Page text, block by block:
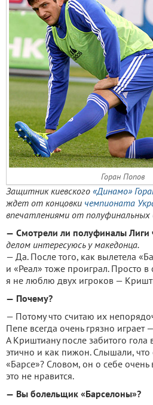
Горан Попов
Защитник киевского «Динамо»
ждет от концовки чемпионата
впечатлениями от
— Смотрели ли полуфиналы Лиги
делом интересуюсь у маке­донца.
— Да. После того, как выле­тела
и «Реал» тоже проиграл. Просто в
я не люблю двух игроков —
— Почему?
— Потому что считаю их
Пепе всегда очень грязно играет
А Криштиану после забитого гола
этично и как пи­жон. Слышали, что
«Барсе»? Словом, он о себе
это не нравится.
— Вы болельщик «Барсело­ны»?